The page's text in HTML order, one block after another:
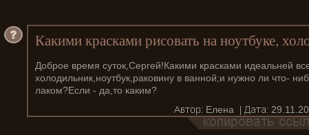
Какими красками рисовать на ноутбуке,
Доброе время суток,Сергей!Какими красками идеальней
холодильник,ноутбук,раковину в ванной;и нужно ли что-
лаком?Если - да,то каким?
Елена